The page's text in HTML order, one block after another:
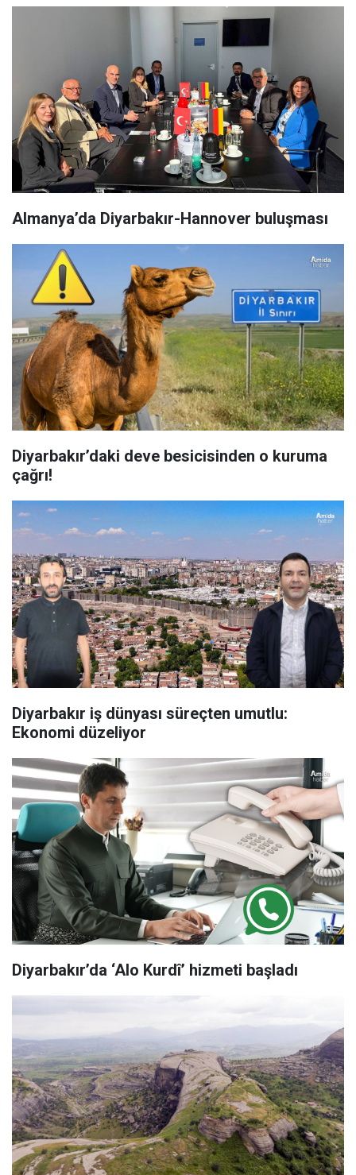
Almanya’da Diyarbakır-Hannover buluşması
Diyarbakır’daki deve besicisinden o kuruma
çağrı!
Diyarbakır iş dünyası süreçten umutlu:
Ekonomi düzeliyor
Diyarbakır’da ‘Alo Kurdî’ hizmeti başladı